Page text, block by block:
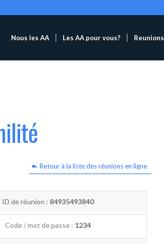
Nous les AA Les AA pour vous? Reunions
Retour à la liste des réunions en ligne
ID de réunion : 84935493840
Code / mot de passe : 1234